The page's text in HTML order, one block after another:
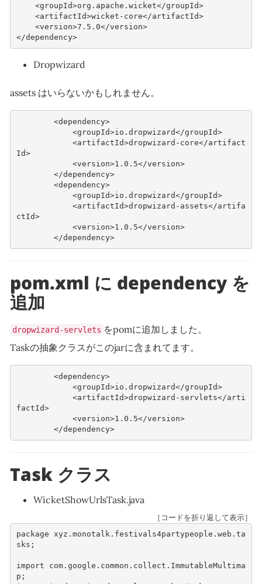
<groupId>org.apache.wicket</groupId>
<artifactId>wicket-core</artifactId>
<version>7.5.0</version>
</dependency>
Dropwizard
assets はいらないかもしれません。
<dependency>
<groupId>io.dropwizard</groupId>
<artifactId>dropwizard-core</artifact
Id>
<version>1.0.5</version>
</dependency>
<dependency>
<groupId>io.dropwizard</groupId>
<artifactId>dropwizard-assets</artifa
ctId>
<version>1.0.5</version>
</dependency>
pom.xml に dependency を
追加
dropwizard-servlets をpomに追加しました。
Taskの抽象クラスがこのjarに含まれてます。
<dependency>
<groupId>io.dropwizard</groupId>
<artifactId>dropwizard-servlets</arti
factId>
<version>1.0.5</version>
</dependency>
Task クラス
WicketShowUrlsTask.java
［コードを折り返して表示］
package xyz.monotalk.festivals4partypeople.web.ta
sks ;
import
com.google.common.collect.ImmutableMultima
p ;